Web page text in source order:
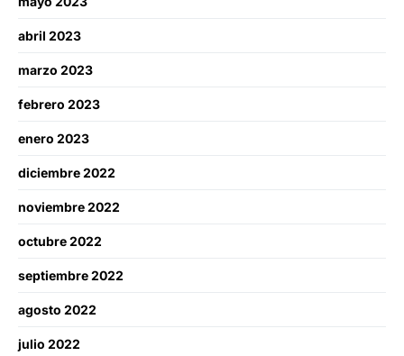
abril 2023
marzo 2023
febrero 2023
enero 2023
diciembre 2022
noviembre 2022
octubre 2022
septiembre 2022
agosto 2022
julio 2022